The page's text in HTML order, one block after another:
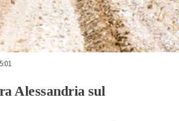
Alessandria sul